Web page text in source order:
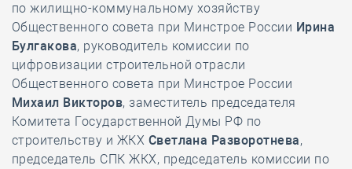
по жилищно-коммунальному хозяйству
Общественного совета при Минстрое России Ирина
Булгакова, руководитель комиссии по
цифровизации строительной отрасли
Общественного совета при Минстрое России
Михаил Викторов, заместитель председателя
Комитета Государственной Думы РФ по
строительству и ЖКХ Светлана Разворотнева,
председатель СПК ЖКХ, председатель комиссии по